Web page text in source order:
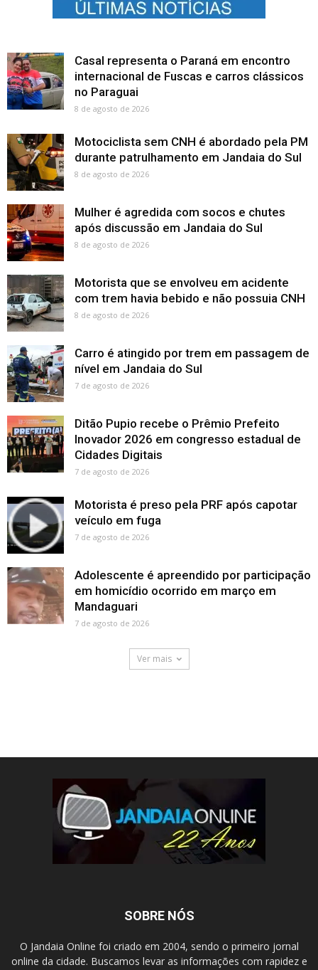
Casal representa o Paraná em encontro
internacional de Fuscas e carros clássicos
no Paraguai
8 de agosto de 2026
Motociclista sem CNH é abordado pela PM
durante patrulhamento em Jandaia do Sul
8 de agosto de 2026
Mulher é agredida com socos e chutes
após discussão em Jandaia do Sul
8 de agosto de 2026
Motorista que se envolveu em acidente
com trem havia bebido e não possuia CNH
8 de agosto de 2026
Carro é atingido por trem em passagem de
nível em Jandaia do Sul
7 de agosto de 2026
Ditão Pupio recebe o Prêmio Prefeito
Inovador 2026 em congresso estadual de
Cidades Digitais
7 de agosto de 2026
Motorista é preso pela PRF após capotar
veículo em fuga
7 de agosto de 2026
Adolescente é apreendido por participação
em homicídio ocorrido em março em
Mandaguari
7 de agosto de 2026
Ver mais
SOBRE NÓS
O Jandaia Online foi criado em 2004, sendo o primeiro jornal
online da cidade. Buscamos levar as informações com rapidez e